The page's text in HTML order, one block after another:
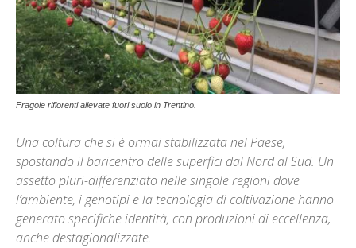
Fragole rifiorenti allevate fuori suolo in Trentino.
Una coltura che si è ormai stabilizzata nel Paese,
spostando il baricentro delle superfici dal Nord al Sud. Un
assetto pluri-differenziato nelle singole regioni dove
l’ambiente, i genotipi e la tecnologia di coltivazione hanno
generato specifiche identità, con produzioni di eccellenza,
anche destagionalizzate.